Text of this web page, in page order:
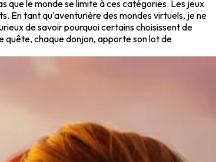
que le monde se limite à ces catégories. Les jeux
En tant qu'aventurière des mondes virtuels, je ne
de savoir pourquoi certains choisissent de
quête, chaque donjon, apporte son lot de